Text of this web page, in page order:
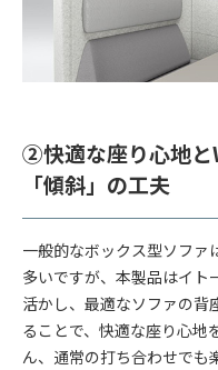
②快適な座り心地と
「傾斜」の工夫
一般的なボックス型ソファ
多いですが、本製品はイト
活かし、最適なソファの背
ることで、快適な座り心地
ん、通常の打ち合わせでも